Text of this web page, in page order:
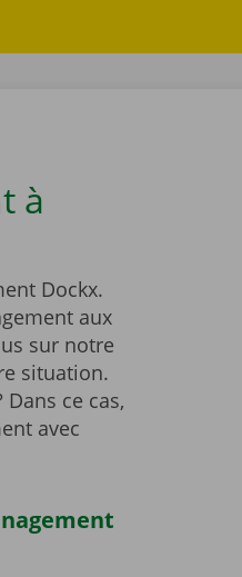
à
Dockx.
aux
sur notre
situation.
ce cas,
avec